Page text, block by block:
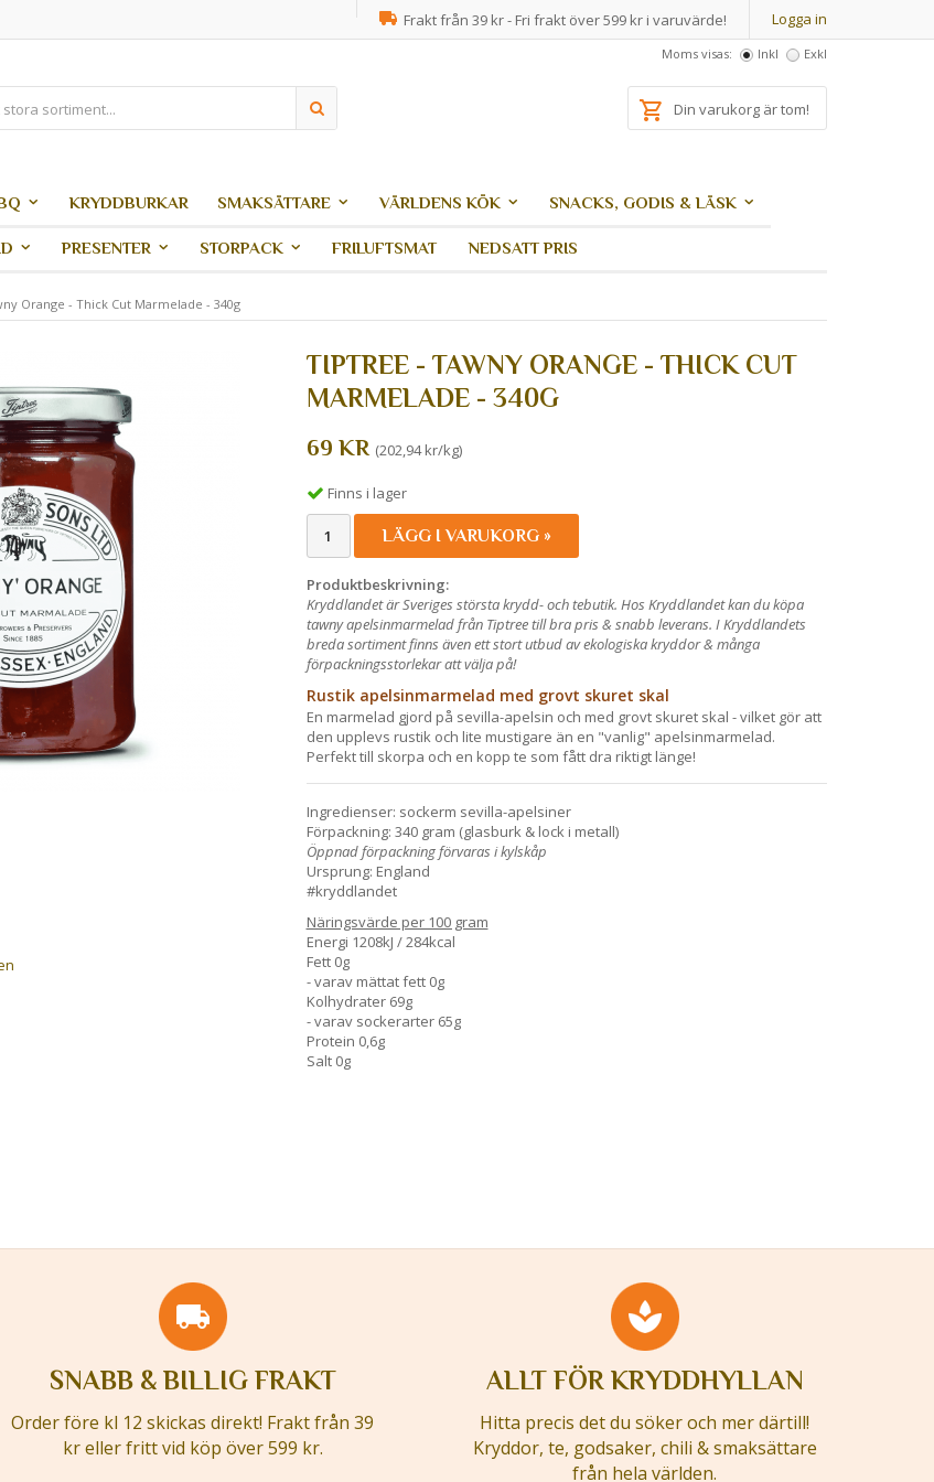
Logga in
Frakt från 39 kr - Fri frakt över 599 kr i varuvärde!
Moms visas: Inkl Exkl
Din varukorg är tom!
KRYDDBURKAR SMAKSÄTTARE VÄRLDENS KÖK SNACKS, GODIS & LÄSK
PRESENTER STORPACK FRILUFTSMAT NEDSATT PRIS
Orange - Thick Cut Marmelade - 340g
TIPTREE - TAWNY ORANGE - THICK CUT
MARMELADE - 340G
69 KR (202,94 kr/kg)
Finns i lager
LÄGG I VARUKORG »
Produktbeskrivning:
Kryddlandet är Sveriges största krydd- och tebutik. Hos Kryddlandet kan du köpa
tawny apelsinmarmelad från Tiptree till bra pris & snabb leverans. I Kryddlandets
breda sortiment finns även ett stort utbud av ekologiska kryddor & många
förpackningsstorlekar att välja på!
Rustik apelsinmarmelad med grovt skuret skal
En marmelad gjord på sevilla-apelsin och med grovt skuret skal - vilket gör att
den upplevs rustik och lite mustigare än en "vanlig" apelsinmarmelad.
Perfekt till skorpa och en kopp te som fått dra riktigt länge!
Ingredienser: sockerm sevilla-apelsiner
Förpackning: 340 gram (glasburk & lock i metall)
Öppnad förpackning förvaras i kylskåp
Ursprung: England
#kryddlandet
Näringsvärde per 100 gram
Energi 1208kJ / 284kcal
Fett 0g
- varav mättat fett 0g
Kolhydrater 69g
- varav sockerarter 65g
Protein 0,6g
Salt 0g
SNABB & BILLIG FRAKT
Order före kl 12 skickas direkt! Frakt från 39
kr eller fritt vid köp över 599 kr.
ALLT FÖR KRYDDHYLLAN
Hitta precis det du söker och mer därtill!
Kryddor, te, godsaker, chili & smaksättare
från hela världen.